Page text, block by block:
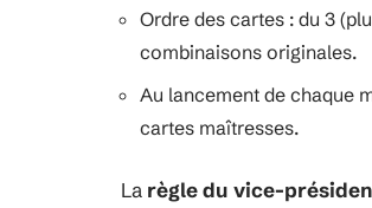
Ordre des cartes : du 3
combinaisons originales.
Au lancement de chaque
cartes maîtresses.
La règle du vice-